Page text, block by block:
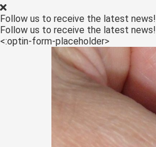
Follow us to receive the latest news!
Follow us to receive the latest news!
<:optin-form-placeholder>